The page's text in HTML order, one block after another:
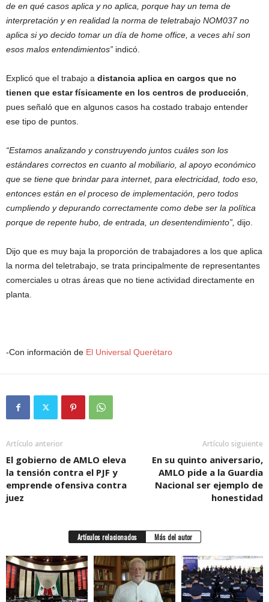
de en qué casos aplica y no aplica, porque hay un tema de
interpretación y en realidad la norma de teletrabajo NOM037 no
aplica si yo decido tomar un día de home office, a veces ahí son
esos malos entendimientos” indicó.
Explicó que el trabajo a distancia aplica en cargos que no
tienen que estar físicamente en los centros de producción
pues señaló que en algunos casos ha costado trabajo entender
ese tipo de puntos.
“Estamos analizando y construyendo juntos cuáles son los
estándares correctos en cuanto al mobiliario, al apoyo económico
que se tiene que brindar para internet, para electricidad, todo eso,
entonces están en el proceso de implementación, pero todos
cumpliendo y depurando correctamente como debe ser la política
porque de repente hubo, de entrada, un desentendimiento”, dijo.
Dijo que es muy baja la proporción de trabajadores a los que aplica
la norma del teletrabajo, se trata principalmente de representantes
comerciales u otras áreas que no tiene actividad directamente en
planta.
-Con información de El Universal Querétaro
Artículo anterior
El gobierno de AMLO eleva
la tensión contra el PJF y
emprende ofensiva contra
juez
Artículo siguiente
En su quinto aniversario,
AMLO pide a la Guardia
Nacional ser ejemplo de
honestidad
Artículos relacionados Más del autor